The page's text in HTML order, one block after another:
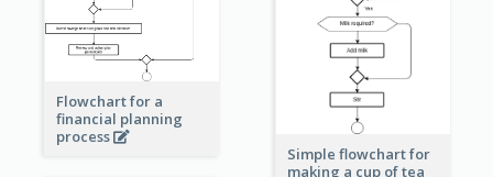
Simple flowchart for
making a cup of tea
Flowchart for a
financial planning
process